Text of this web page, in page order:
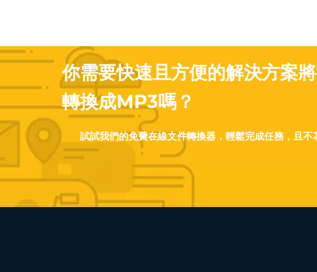
你需要快速且方便的解決方案
轉換成MP3嗎？
試試我們的免費在線文件轉換器，輕鬆完成任務，且不